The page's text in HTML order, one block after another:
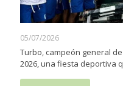
05/07/2026
Turbo, campeón general
2026, una fiesta deportiva